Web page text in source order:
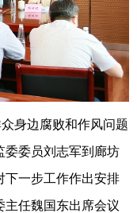
身边腐败和作风问题
委委员刘志军到廊坊
下一步工作作出安排
主任魏国东出席会议